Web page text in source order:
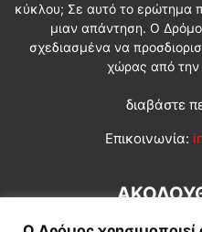
κύκλου; Σε αυτό το ερώτημα
μιαν απάντηση. Ο
σχεδιασμένα να
χώρας από την
διαβάστε
Επικοινωνία: